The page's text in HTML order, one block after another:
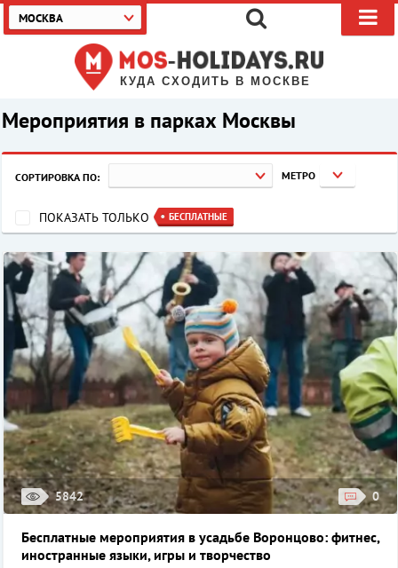
КУДА СХОДИТЬ В МОСКВЕ
МОСКВА
Мероприятия в парках Москвы
СОРТИРОВКА ПО: МЕТРО
ПОКАЗАТЬ ТОЛЬКО БЕСПЛАТНЫЕ
5842 0
Бесплатные мероприятия в усадьбе Воронцово: фитнес,
иностранные языки, игры и творчество